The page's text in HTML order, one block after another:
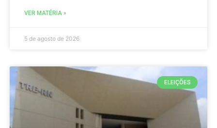
VER MATÉRIA »
5 de agosto de 2026
ELEIÇÕES